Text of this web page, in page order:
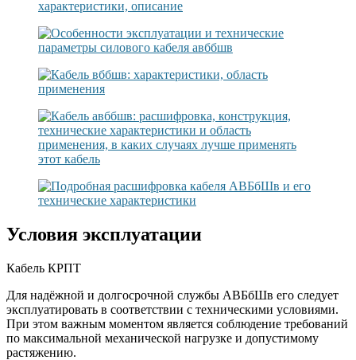
Условия эксплуатации
Кабель КРПТ
Для надёжной и долгосрочной службы АВБбШв его следует
эксплуатировать в соответствии с техническими условиями.
При этом важным моментом является соблюдение требований
по максимальной механической нагрузке и допустимому
растяжению.